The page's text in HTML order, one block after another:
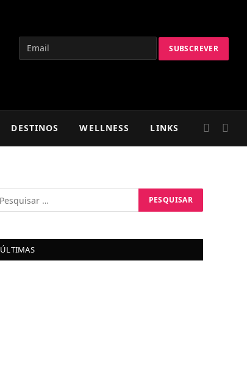
DESTINOS WELLNESS LINKS
ÚLTIMAS